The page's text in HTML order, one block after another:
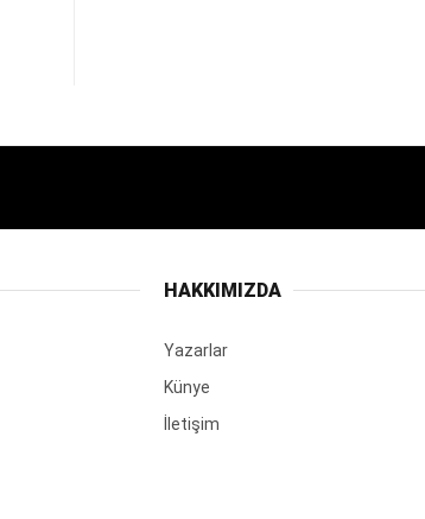
HAKKIMIZDA
Yazarlar
Künye
İletişim